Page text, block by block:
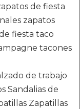
de fiesta
zapatos
fiesta taco
tacones
de trabajo
Sandalias de
Zapatillas